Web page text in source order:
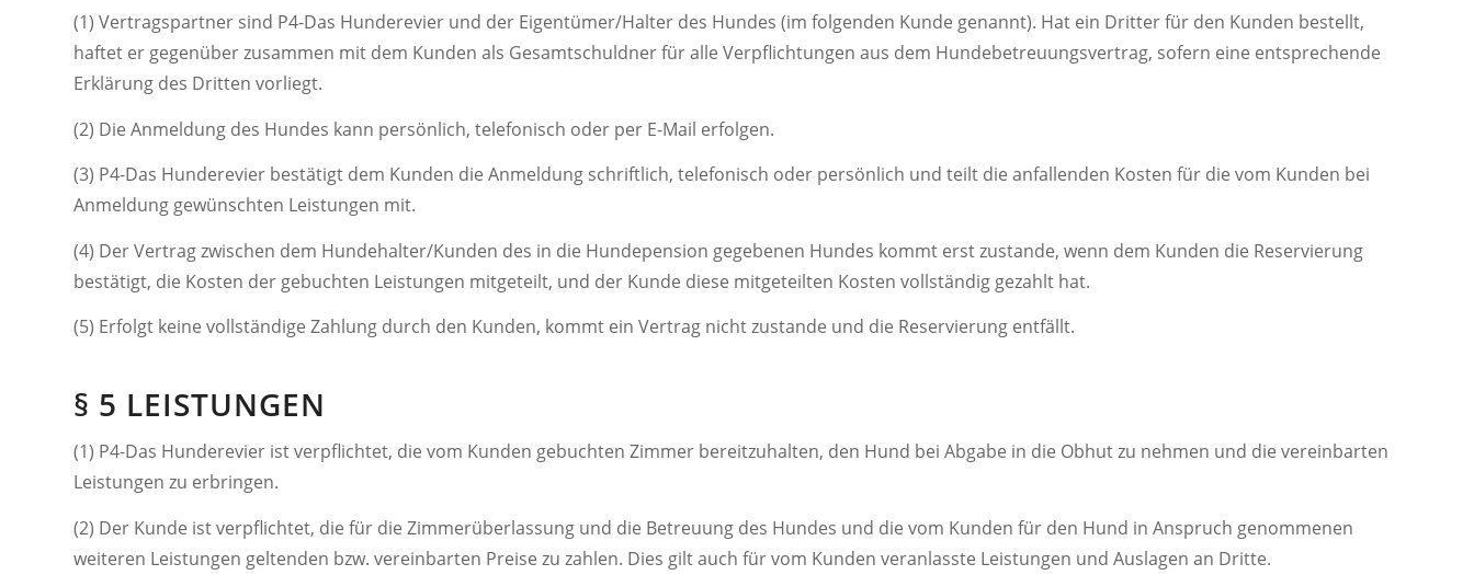
(1) Vertragspartner sind P4-Das Hunderevier und der Eigentümer/Halter des Hundes (im folgenden Kunde genannt). Hat ein Dritter für den Kunden bestellt,
haftet er gegenüber zusammen mit dem Kunden als Gesamtschuldner für alle Verpflichtungen aus dem Hundebetreuungsvertrag, sofern eine entsprechende
Erklärung des Dritten vorliegt.
(2) Die Anmeldung des Hundes kann persönlich, telefonisch oder per E-Mail erfolgen.
(3) P4-Das Hunderevier bestätigt dem Kunden die Anmeldung schriftlich, telefonisch oder persönlich und teilt die anfallenden Kosten für die vom Kunden bei
Anmeldung gewünschten Leistungen mit.
(4) Der Vertrag zwischen dem Hundehalter/Kunden des in die Hundepension gegebenen Hundes kommt erst zustande, wenn dem Kunden die Reservierung
bestätigt, die Kosten der gebuchten Leistungen mitgeteilt, und der Kunde diese mitgeteilten Kosten vollständig gezahlt hat.
(5) Erfolgt keine vollständige Zahlung durch den Kunden, kommt ein Vertrag nicht zustande und die Reservierung entfällt.
§ 5 LEISTUNGEN
(1) P4-Das Hunderevier ist verpflichtet, die vom Kunden gebuchten Zimmer bereitzuhalten, den Hund bei Abgabe in die Obhut zu nehmen und die vereinbarten
Leistungen zu erbringen.
(2) Der Kunde ist verpflichtet, die für die Zimmerüberlassung und die Betreuung des Hundes und die vom Kunden für den Hund in Anspruch genommenen
weiteren Leistungen geltenden bzw. vereinbarten Preise zu zahlen. Dies gilt auch für vom Kunden veranlasste Leistungen und Auslagen an Dritte.